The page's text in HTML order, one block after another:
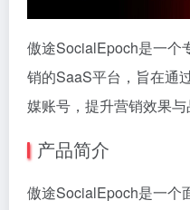
傲途SocialEpoch是一个
销的SaaS平台，旨在通
媒账号，提升营销效果与
产品简介
傲途SocialEpoch是一个